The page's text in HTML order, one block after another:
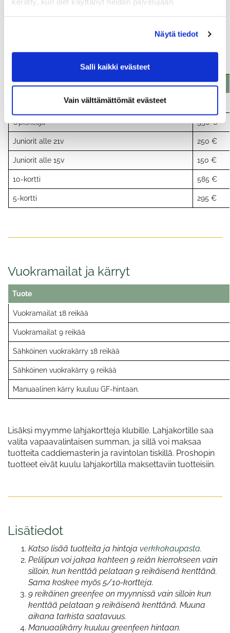
Näytä tiedot
Salli kaikki evästeet
Vain välttämättömät evästeet
Tuote Hinta
Vuokrapelioikeus
Opiskelija 550 €
Juniorit alle 21v 250 €
Juniorit alle 15v 150 €
10-kortti 585 €
5-kortti 295 €
Vuokramailat ja kärryt
Tuote
Vuokramailat 18 reikää
Vuokramailat 9 reikää
Sähköinen vuokrakärry 18 reikää
Sähköinen vuokrakärry 9 reikää
Manuaalinen kärry kuuluu GF-hintaan.
Lisäksi myymme lahjakortteja klubille. Lahjakortille saa
valita vapaavalintaisen summan, ja sillä voi maksaa
tuotteita caddiemasterin ja ravintolan tiskillä. Proshopin
tuotteet eivät kuulu lahjakortilla maksettaviin tuotteisiin.
Lisätiedot
Katso lisää tuotteita ja hintoja verkkokaupasta.
Pelilipun voi jakaa kahteen 9 reiän kierrokseen vain
silloin, kun kenttää pelataan 9 reikäisenä kenttänä.
Sama koskee myös 5/10-kortteja.
9 reikäinen greenfee on myynnissä vain silloin kun
kenttää pelataan 9 reikäisenä kenttänä. Muuna
aikana tarkista saatavuus.
Manuaalikärry kuuluu greenfeen hintaan.